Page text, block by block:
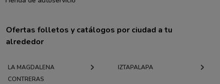
Ofertas folletos y catálogos por ciudad a tu
alrededor
LA MAGDALENA
CONTRERAS
IZTAPALAPA